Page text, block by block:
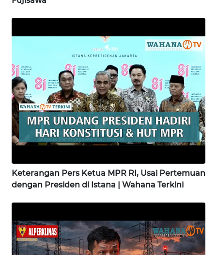
Keterangan Pers Ketua MPR RI, Usai Pertemuan
dengan Presiden di Istana | Wahana Terkini
WN
PRIANGAN
TIMUR
WN
SEMARANG
WN
SOLO
WN
WN
MADURA